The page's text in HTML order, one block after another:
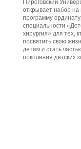
Пироговский
открывает набор
программу
специальности
хирургия» для тех,
посвятить свою
детям и стать
поколения детских